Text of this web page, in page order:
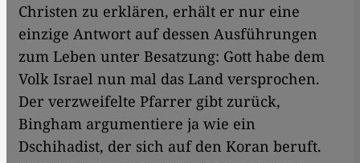
Christen zu erklären, erhält er nur eine
einzige Antwort auf dessen Ausführungen
zum Leben unter Besatzung: Gott habe dem
Volk Israel nun mal das Land versprochen.
Der verzweifelte Pfarrer gibt zurück,
Bingham argumentiere ja wie ein
Dschihadist, der sich auf den Koran beruft.